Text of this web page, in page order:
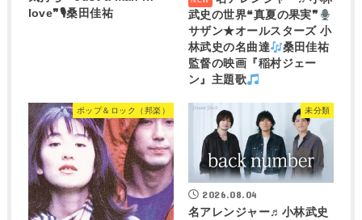
love❞🎙桑田佳祐
武史の世界❝真夏の果実❞
サザン★オールスターズ 小
林武史の名曲達
桑田佳祐
監督の映画『稲村ジェー
ン』主題歌
ポップ＆ロック（邦楽） 未分類
2026.08.04
名アレンジャー♬ 小林武史